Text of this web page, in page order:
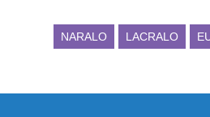
LACRALO
NARALO